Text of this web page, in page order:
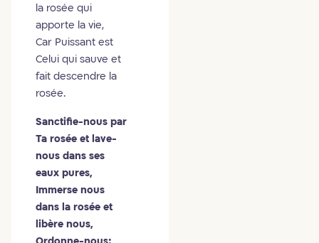
la rosée qui
apporte la vie,
Car Puissant est
Celui qui sauve et
fait descendre la
rosée.
Sanctifie-nous par
Ta rosée et lave-
nous dans ses
eaux pures,
Immerse nous
dans la rosée et
libère nous,